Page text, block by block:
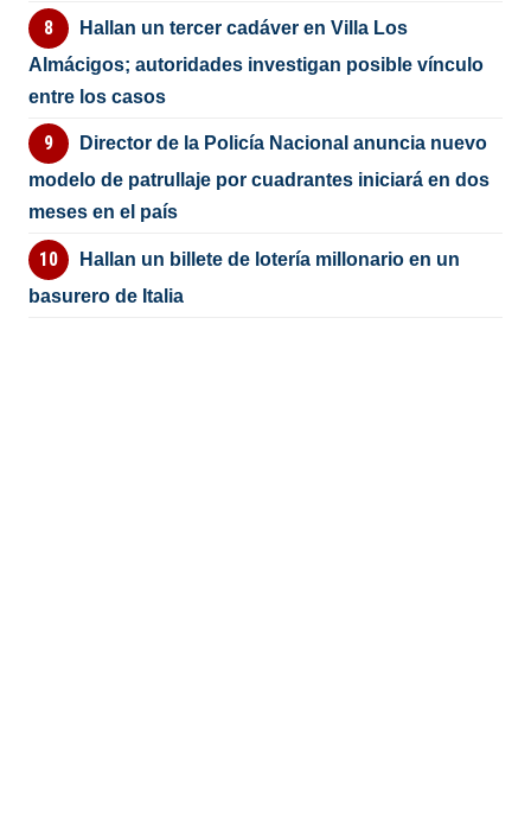
Hallan un tercer cadáver en Villa Los
Almácigos; autoridades investigan posible vínculo
entre los casos
Director de la Policía Nacional anuncia nuevo
modelo de patrullaje por cuadrantes iniciará en dos
meses en el país
Hallan un billete de lotería millonario en un
basurero de Italia